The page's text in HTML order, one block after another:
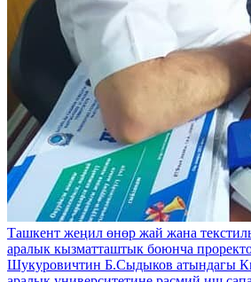
Ташкент жеңил өнөр жай жана
аралык кызматташтык боюнча
Шукуровичтин Б.Сыдыков атындагы